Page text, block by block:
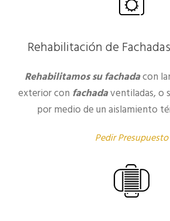
Rehabilitación de
Rehabilitamos su fachadacon
exterior con fachadaventiladas, o
por medio de un aislamiento
Pedir Presupuesto